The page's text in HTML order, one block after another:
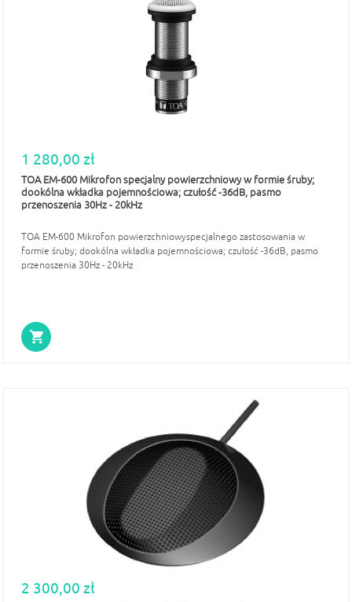
1 280,00 zł
TOA EM-600 Mikrofon specjalny powierzchniowy w formie śruby;
dookólna wkładka pojemnościowa; czułość -36dB, pasmo
przenoszenia 30Hz - 20kHz
TOA EM-600 Mikrofon powierzchniowyspecjalnego zastosowania w
formie śruby; dookólna wkładka pojemnościowa; czułość -36dB, pasmo
przenoszenia 30Hz - 20kHz
2 300,00 zł